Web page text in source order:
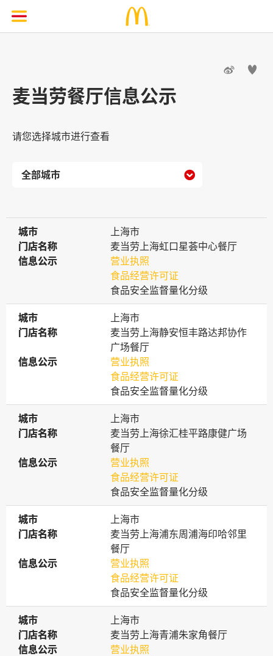
 
麦当劳餐厅信息公示
请您选择城市进行查看

城市
城市
上海市
门店名称
门店名称
麦当劳上海虹口星荟中心餐厅
信息公示
信息公示
营业执照
食品经营许可证
食品安全监督量化分级
城市
城市
上海市
门店名称
门店名称
麦当劳上海静安恒丰路达邦协作
广场餐厅
信息公示
信息公示
营业执照
食品经营许可证
食品安全监督量化分级
城市
城市
上海市
门店名称
门店名称
麦当劳上海徐汇桂平路康健广场
餐厅
信息公示
信息公示
营业执照
食品经营许可证
食品安全监督量化分级
城市
城市
上海市
门店名称
门店名称
麦当劳上海浦东周浦海印哈邻里
餐厅
信息公示
信息公示
营业执照
食品经营许可证
食品安全监督量化分级
城市
城市
上海市
门店名称
门店名称
麦当劳上海青浦朱家角餐厅
信息公示
信息公示
营业执照